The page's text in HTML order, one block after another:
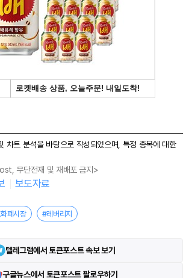
차트 분석을 바탕으로 작성되었으며, 특정 종목에 대한
무단전재 및 재배포 금지>
보도자료
폐시장 #레버리지
텔레그램에서 토큰포스트 속보 보기
구글뉴스에서 토큰포스트 팔로우하기